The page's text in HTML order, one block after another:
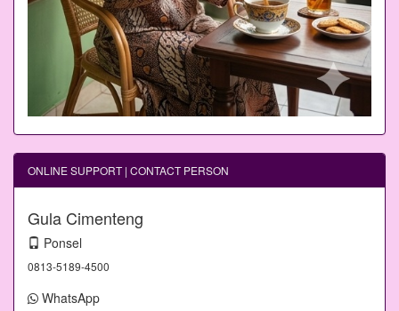
ONLINE SUPPORT | CONTACT PERSON
Gula Cimenteng
Ponsel
0813-5189-4500
WhatsApp